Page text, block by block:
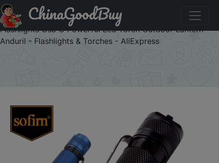
Паридбати з промокодом SQ4DFPJMEUVS Sofirn Sc31
Pro Sst40 2000lm Led Flashlight Rechargeable 18650
Flashlights Usb C Powerful Led Torch Outdoor Lantern
Anduril - Flashlights & Torches - AliExpress
ChinaGoodBuy